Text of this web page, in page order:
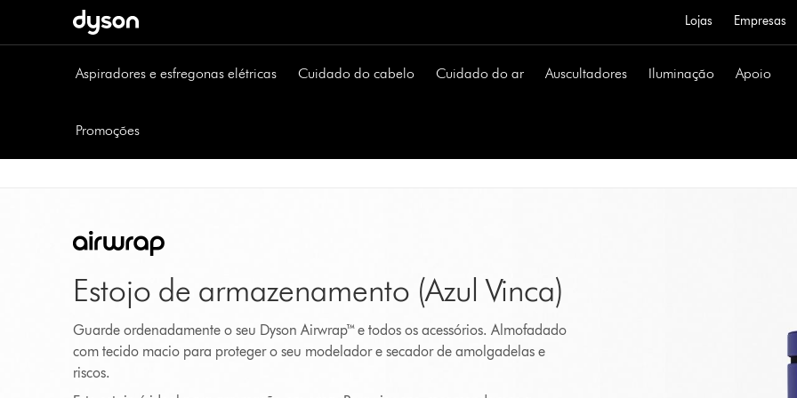
Lojas Empresas
Aspiradores e esfregonas elétricas Cuidado do cabelo Cuidado do ar Auscultadores Iluminação Apoio
Promoções
Estojo de armazenamento (Azul Vinca)
Guarde ordenadamente o seu Dyson Airwrap™ e todos os acessórios. Almofadado
com tecido macio para proteger o seu modelador e secador de amolgadelas e
riscos.